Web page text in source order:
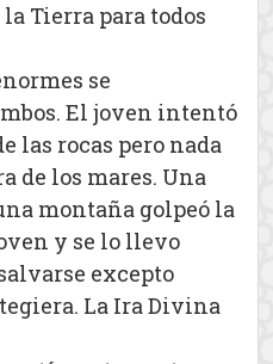
Tierra para todos
se
El joven intentó
las rocas pero nada
de los mares. Una
montaña golpeó la
y se lo llevo
excepto
La Ira Divina